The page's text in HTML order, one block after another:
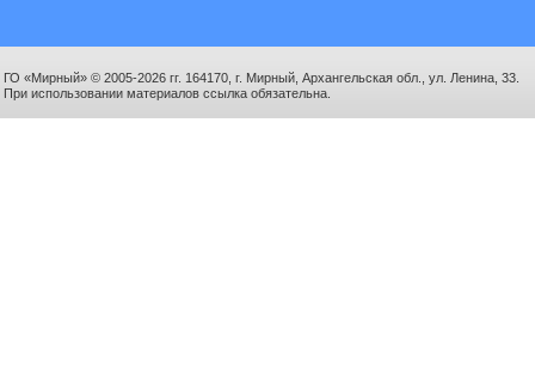
ГО «Мирный» © 2005-2026 гг. 164170, г. Мирный, Архангельская обл., ул. Ленина, 33.
При использовании материалов ссылка обязательна.